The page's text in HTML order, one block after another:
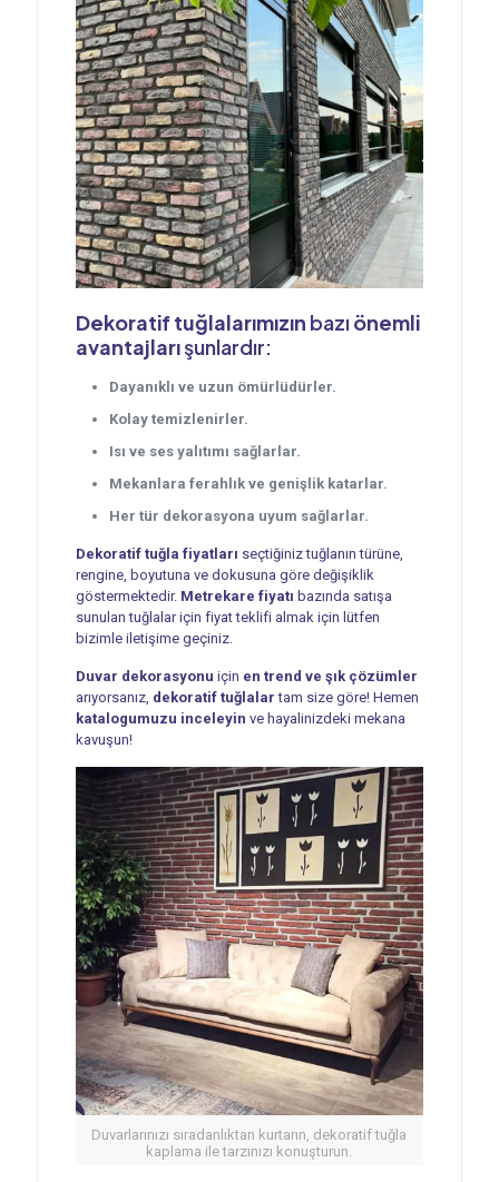
Dekoratif tuğlalarımızın bazı önemli
avantajlarışunlardır:
Dayanıklı ve uzun ömürlüdürler.
Kolay temizlenirler.
Isı ve ses yalıtımı sağlarlar.
Mekanlara ferahlık ve genişlik katarlar.
Her tür dekorasyona uyum sağlarlar.
Dekoratif tuğla fiyatları seçtiğiniz tuğlanın türüne,
rengine, boyutuna ve dokusuna göre değişiklik
göstermektedir. Metrekare fiyatı bazında satışa
sunulan tuğlalar için fiyat teklifi almak için lütfen
bizimle iletişime geçiniz.
Duvar dekorasyonu için en trend ve şık çözümler
arıyorsanız, dekoratif tuğlalar tam size göre! Hemen
katalogumuzu inceleyin ve hayalinizdeki mekana
kavuşun!
Duvarlarınızı sıradanlıktan kurtarın, dekoratif tuğla
kaplama ile tarzınızı konuşturun.